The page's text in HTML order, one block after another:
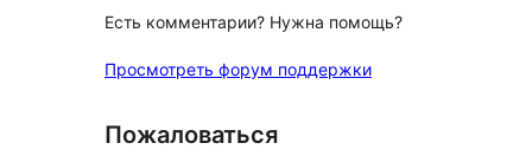
Есть комментарии? Нужна помощь?
Просмотреть форум поддержки
Пожаловаться